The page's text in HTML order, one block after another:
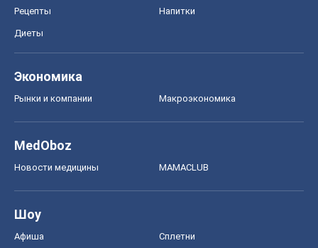
Рецепты Напитки
Диеты
Экономика
Рынки и компании Mакроэкономика
MedOboz
Новости медицины MAMACLUB
Шоу
Афиша Сплетни